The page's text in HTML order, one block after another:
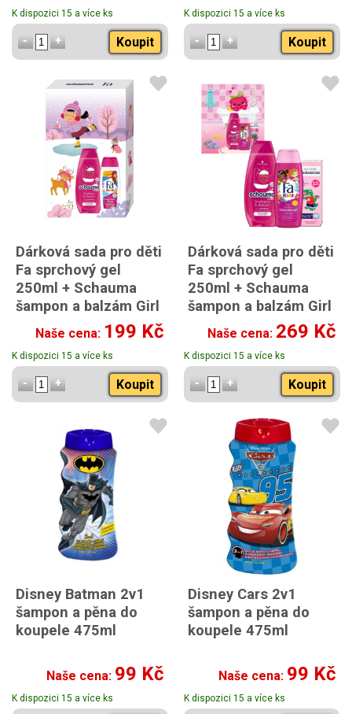
K dispozici 15 a více ks
Koupit
zuby 50ml
K dispozici 15 a více ks
Koupit
Dárková sada pro děti
Fa sprchový gel
250ml + Schauma
šampon a balzám Girl
2v1 400ml
Naše cena: 199 Kč
K dispozici 15 a více ks
Koupit
Dárková sada pro děti
Fa sprchový gel
250ml + Schauma
šampon a balzám Girl
2v1 400ml +
Vademecum pasta na
zuby 50ml
Naše cena: 269 Kč
K dispozici 15 a více ks
Koupit
Disney Batman 2v1
šampon a pěna do
koupele 475ml
Naše cena: 99 Kč
K dispozici 15 a více ks
Disney Cars 2v1
šampon a pěna do
koupele 475ml
Naše cena: 99 Kč
K dispozici 15 a více ks